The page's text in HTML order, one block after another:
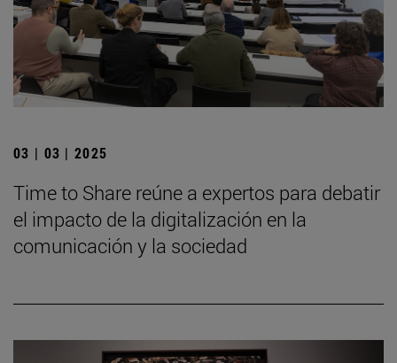
03 | 03 | 2025
Time to Share reúne a expertos para debatir
el impacto de la digitalización en la
comunicación y la sociedad